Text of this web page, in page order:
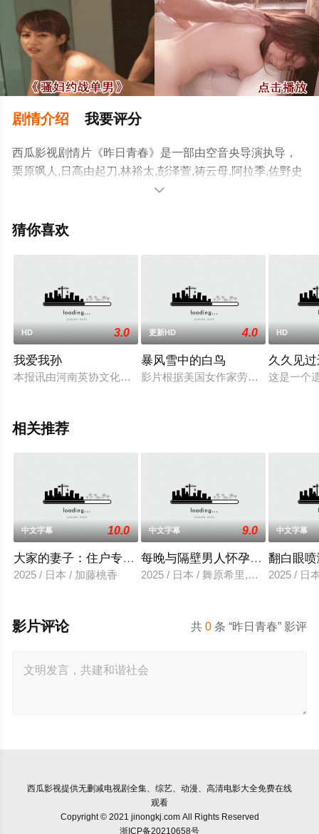
剧情介绍 我要评分
西瓜影视剧情片《昨日青春》是一部由空音央导演执导，
栗原飒人,日高由起刀,林裕太,彭泽萱,祷云母,阿拉季,佐野史
郎,渡边真起子,中岛步,普希姆等演员精彩演绎的日本,美国
影院，更多相关信息可移步至豆瓣电影、电视猫或剧情网

猜你喜欢
HD 3.0
我爱我孙
本报讯由河南英协文化有限公司与河南电影制片厂联合摄制的
更新HD 4.0
暴风雪中的白鸟
影片根据美国女作家劳拉·卡塞斯克
HD
久久见
这是一个
相关推荐
中文字幕 10.0
大家的妻子：住户专用洞口
2025 / 日本 / 加藤桃香
中文字幕 9.0
每晚与隔壁男人怀孕性爱
2025 / 日本 / 舞原希里,佐川金二
中文字幕
翻白眼
2025 / 日
共0 条 “昨日青春” 影评
影片评论
西瓜影视提供无删减电视剧全集、综艺、动漫、高清电影大全免费在线
观看
Copyright © 2021 jinongkj.com All Rights Reserved
浙ICP备20210658号